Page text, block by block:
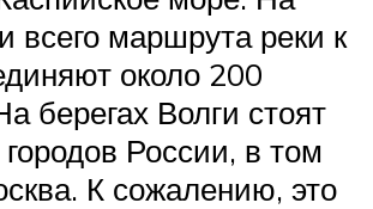
всего маршрута реки к
около 200
берегах Волги стоят
России, в том
К сожалению, это